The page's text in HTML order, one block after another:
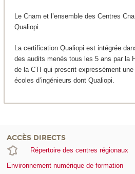
Le Cnam et l’ensemble des Centres
Qualiopi.
La certification Qualiopi est intégrée
des audits menés tous les 5 ans par la
de la CTI qui prescrit expressément
écoles d’ingénieurs dont Qualiopi.
ACCÈS DIRECTS
Répertoire des centres régionaux
Environnement numérique de formation